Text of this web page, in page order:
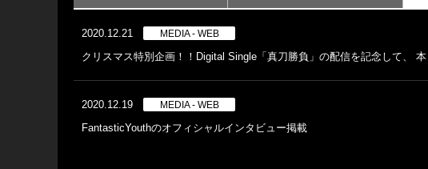
2020.12.21 MEDIA - WEB
クリスマス特別企画！！Digital Single「真刀勝負」の配信を記念して、
2020.12.19 MEDIA - WEB
FantasticYouthのオフィシャルインタビュー掲載